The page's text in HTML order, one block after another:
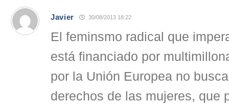
Javier 30/08/2013 18:22
El feminsmo radical que
está financiado por
por la Unión Europea no
derechos de las mujeres, que